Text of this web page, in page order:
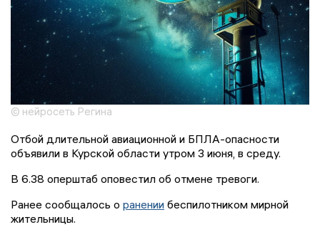
© нейросеть Регина
Отбой длительной авиационной и БПЛА-опасности
объявили в Курской области утром 3 июня, в среду.
В 6.38 оперштаб оповестил об отмене тревоги.
Ранее сообщалось о ранении беспилотником мирной
жительницы.